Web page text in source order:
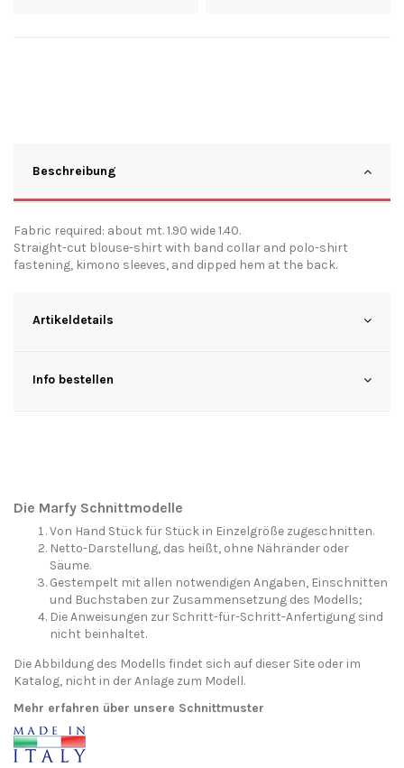
Beschreibung
Fabric required: about mt. 1.90 wide 1.40.
Straight-cut blouse-shirt with band collar and polo-shirt
fastening, kimono sleeves, and dipped hem at the back.
Artikeldetails
Info bestellen
Die Marfy Schnittmodelle
Von Hand Stück für Stück in Einzelgröße zugeschnitten.
Netto-Darstellung, das heißt, ohne Nähränder oder
Säume.
Gestempelt mit allen notwendigen Angaben, Einschnitten
und Buchstaben zur Zusammensetzung des Modells;
Die Anweisungen zur Schritt-für-Schritt-Anfertigung sind
nicht beinhaltet.
Die Abbildung des Modells findet sich auf dieser Site oder im
Katalog, nicht in der Anlage zum Modell.
Mehr erfahren über unsere Schnittmuster